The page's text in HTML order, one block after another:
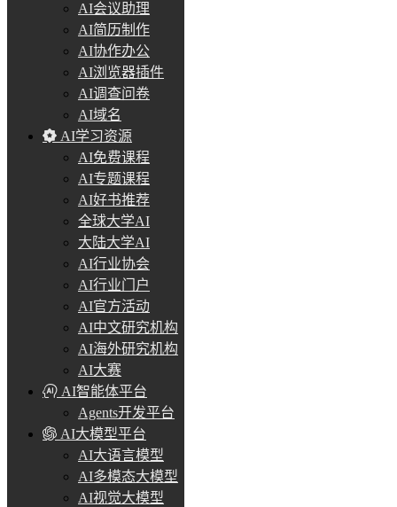
AI会议助理
AI简历制作
AI协作办公
AI浏览器插件
AI调查问卷
AI域名
AI学习资源
AI免费课程
AI专题课程
AI好书推荐
全球大学AI
大陆大学AI
AI行业协会
AI行业门户
AI官方活动
AI中文研究机构
AI海外研究机构
AI大赛
AI智能体平台
Agents开发平台
AI大模型平台
AI大语言模型
AI多模态大模型
AI视觉大模型